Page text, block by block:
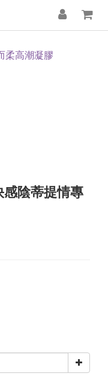
柔高潮凝膠
感陰蒂提情專